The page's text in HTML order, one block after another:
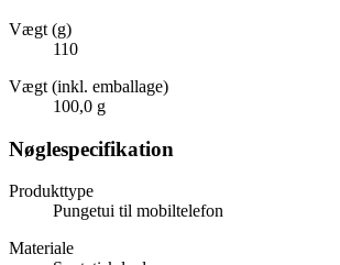
Vægt (g)
110
Vægt (inkl. emballage)
100,0 g
Nøglespecifikation
Produkttype
Pungetui til mobiltelefon
Materiale